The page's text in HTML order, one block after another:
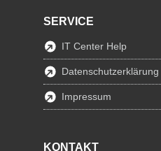
SERVICE
IT Center Help
Datenschutzerklärung
Impressum
KONTAKT